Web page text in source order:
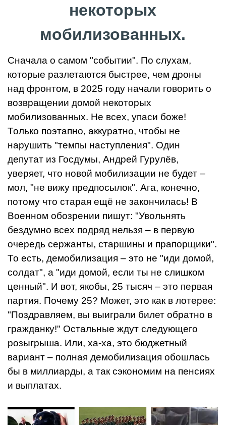
некоторых
мобилизованных.
Сначала о самом "событии". По слухам,
которые разлетаются быстрее, чем дроны
над фронтом, в 2025 году начали говорить о
возвращении домой некоторых
мобилизованных. Не всех, упаси боже!
Только поэтапно, аккуратно, чтобы не
нарушить "темпы наступления". Один
депутат из Госдумы, Андрей Гурулёв,
уверяет, что новой мобилизации не будет –
мол, "не вижу предпосылок". Ага, конечно,
потому что старая ещё не закончилась! В
Военном обозрении пишут: "Увольнять
бездумно всех подряд нельзя – в первую
очередь сержанты, старшины и прапорщики".
То есть, демобилизация – это не "иди домой,
солдат", а "иди домой, если ты не слишком
ценный". И вот, якобы, 25 тысяч – это первая
партия. Почему 25? Может, это как в лотерее:
"Поздравляем, вы выиграли билет обратно в
гражданку!" Остальные ждут следующего
розыгрыша. Или, ха-ха, это бюджетный
вариант – полная демобилизация обошлась
бы в миллиарды, а так сэкономим на пенсиях
и выплатах.